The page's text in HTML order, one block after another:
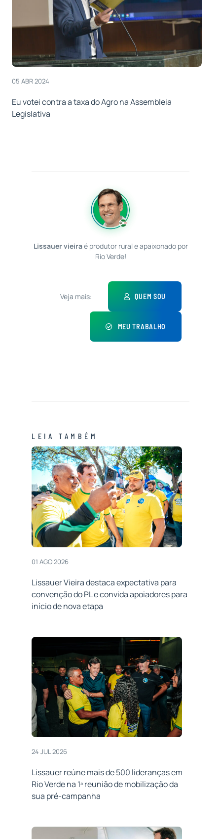
05 ABR 2024
Eu votei contra a taxa do Agro na Assembleia
Legislativa
Lissauer vieiraé produtor rural e apaixonado por
Rio Verde!
Veja mais: QUEM SOU
MEU TRABALHO
LEIA TAMBÉM
01 AGO 2026
Lissauer Vieira destaca expectativa para
convenção do PL e convida apoiadores para
início de nova etapa
24 JUL 2026
Lissauer reúne mais de 500 lideranças em
Rio Verde na 1ª reunião de mobilização da
sua pré-campanha